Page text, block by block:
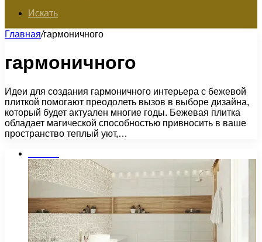
Искать
Главная/гармоничного
гармоничного
Идеи для создания гармоничного интерьера с бежевой
плиткой помогают преодолеть вызов в выборе дизайна,
который будет актуален многие годы. Бежевая плитка
обладает магической способностью привносить в ваше
пространство теплый уют,…